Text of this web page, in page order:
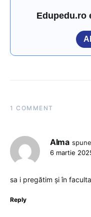
Edupedu.ro
1 COMMENT
Alma
6 martie
sa i pregătim și în
Reply